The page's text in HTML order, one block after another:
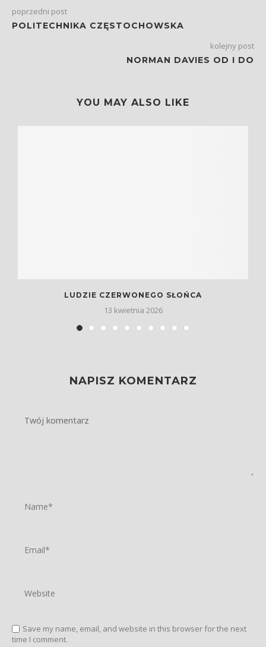
poprzedni post
POLITECHNIKA CZĘSTOCHOWSKA
kolejny post
NORMAN DAVIES OD I DO
YOU MAY ALSO LIKE
LUDZIE CZERWONEGO SŁOŃCA
13 kwietnia 2026
NAPISZ KOMENTARZ
Save my name, email, and website in this browser for the next
time I comment.